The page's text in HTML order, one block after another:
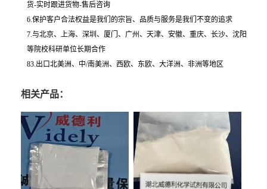
货-实时跟进货物-售后咨询
6.保护客户合法权益是我们的宗旨、品质与服务是我们不变的追求
7.与北京、上海、深圳、厦门、广州、天津、安徽、重庆、长沙、沈阳
等院校科研单位长期合作
83.出口北美洲、中/南美洲、西欧、东欧、大洋洲、非洲等地区
相关产品：